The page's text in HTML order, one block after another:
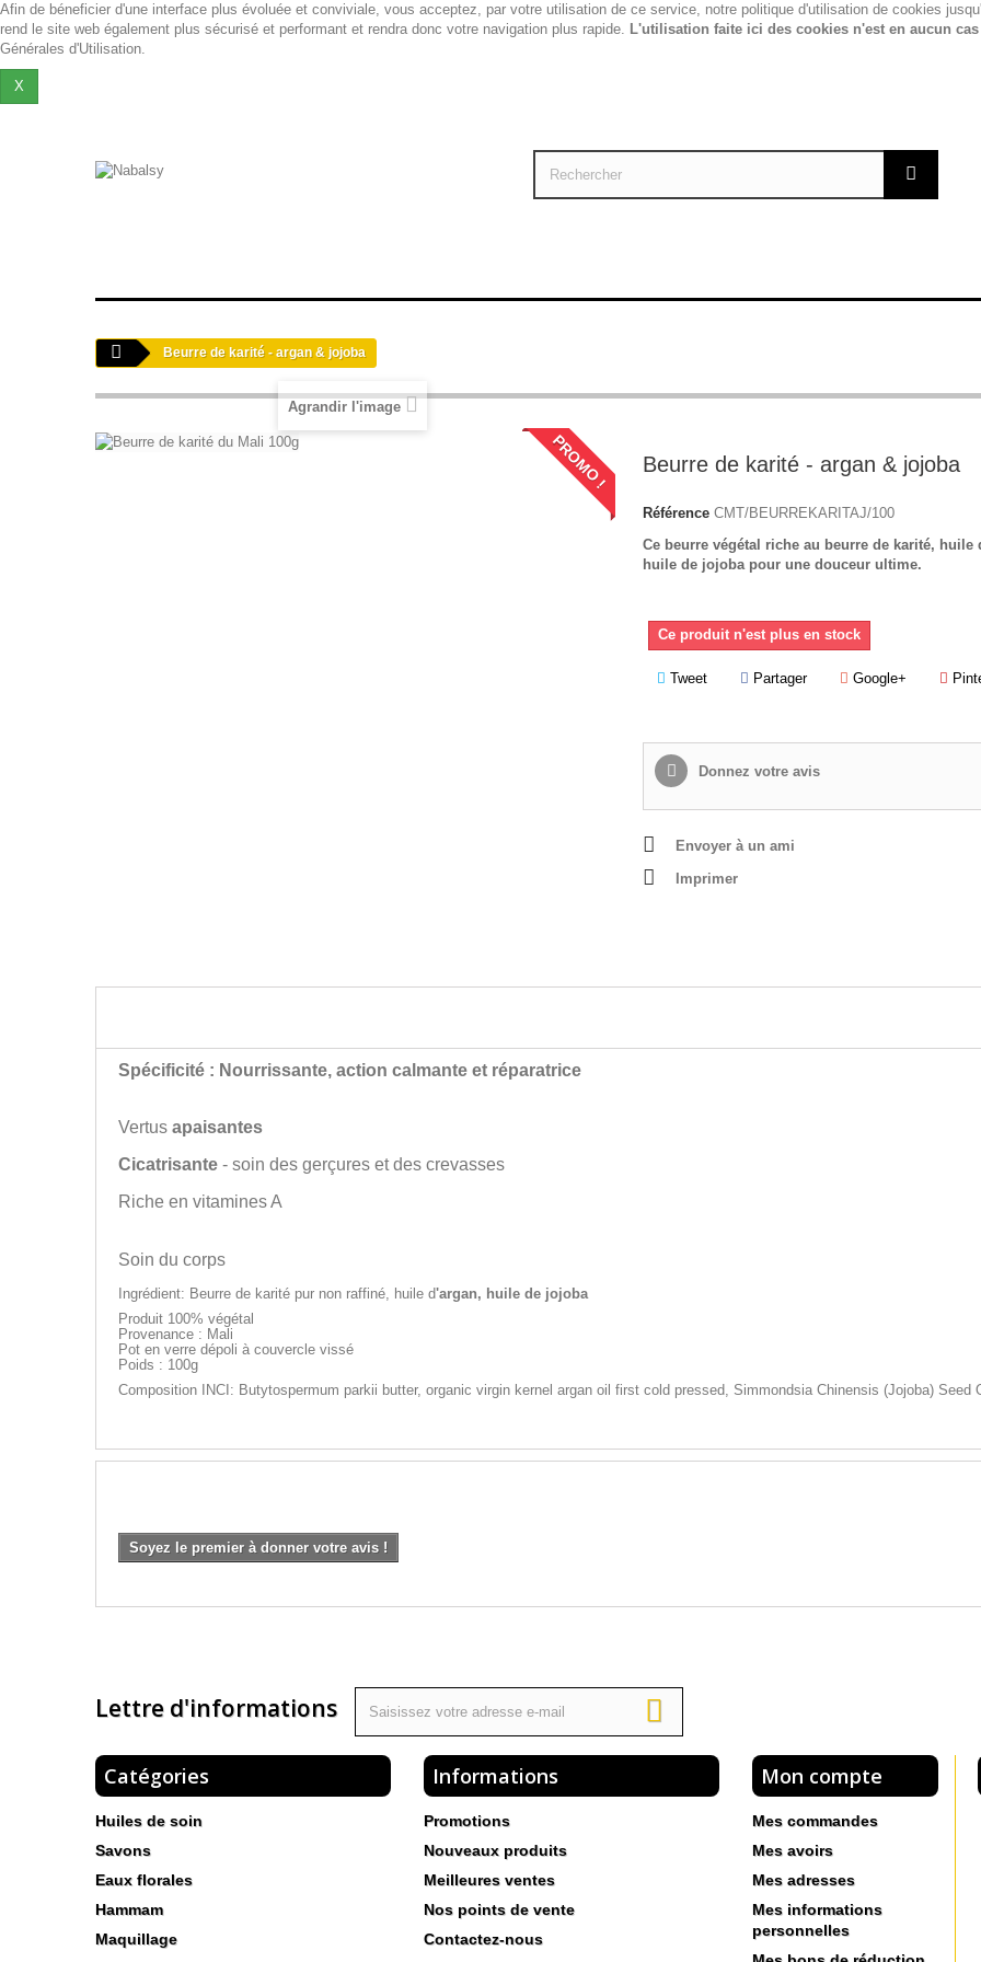
Afin de béneficier d'une interface plus évoluée et conviviale, vous acceptez, par votre utilisation de ce service, notre politique d'utilisation de cookies
rend le site web également plus sécurisé et performant et rendra donc votre navigation plus rapide. L'utilisation faite ici des cookies n'est en aucun
Générales d'Utilisation.
X
Beurre de karité - argan & jojoba
PROMO !
Agrandir l'image
Beurre de karité - argan & jojoba
Référence CMT/BEURREKARITAJ/100
Ce beurre végétal riche au beurre de karité, huile
huile de jojoba pour une douceur ultime.
Ce produit n'est plus en stock
Tweet Partager Google+
Donnez votre avis
Envoyer à un ami
Imprimer
Spécificité : Nourrissante, action calmante et réparatrice
Vertus apaisantes
Cicatrisante - soin des gerçures et des crevasses
Riche en vitamines A
Soin du corps
Ingrédient: Beurre de karité pur non raffiné, huile d'argan, huile de jojoba
Produit 100% végétal
Provenance : Mali
Pot en verre dépoli à couvercle vissé
Poids : 100g
Composition INCI: Butytospermum parkii butter, organic virgin kernel argan oil first cold pressed, Simmondsia Chinensis (Jojoba) Seed
Soyez le premier à donner votre avis !
Lettre d'informations
Catégories
Huiles de soin
Savons
Eaux florales
Hammam
Maquillage
Informations
Promotions
Nouveaux produits
Meilleures ventes
Nos points de vente
Contactez-nous
Mon compte
Mes commandes
Mes avoirs
Mes adresses
Mes informations
personnelles